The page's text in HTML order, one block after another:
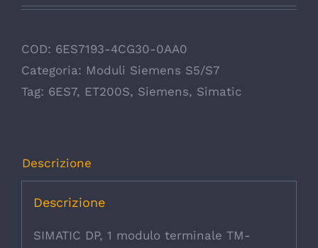
COD: 6ES7193-4CG30-0AA0
Categoria: Moduli Siemens S5/S7
Tag: 6ES7, ET200S, Siemens, Simatic
Descrizione
Descrizione
SIMATIC DP, 1 modulo terminale TM-